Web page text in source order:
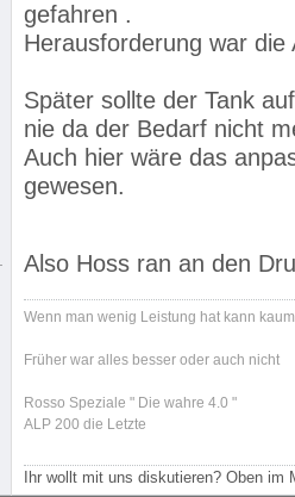
gefahren .
Herausforderung war
Später sollte der Tank
nie da der Bedarf nicht
Auch hier wäre das
gewesen.
Also Hoss ran an den
Wenn man wenig Leistung hat kann
Früher war alles besser oder auch nicht
Rosso Speziale " Die wahre 4.0 "
ALP 200 die Letzte
Ihr wollt mit uns diskutieren? Oben